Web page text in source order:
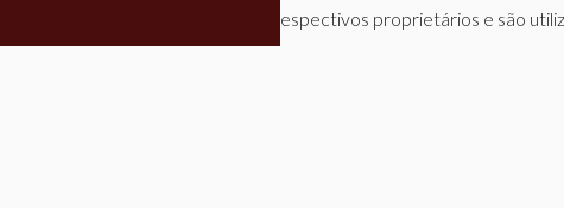
nosso site pertencem aos seus respectivos proprietários e são